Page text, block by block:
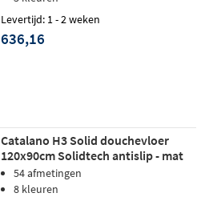
Levertijd: 1 - 2 weken
636,16
Catalano H3 Solid douchevloer
120x90cm Solidtech antislip - mat
sabbia
54 afmetingen
8 kleuren